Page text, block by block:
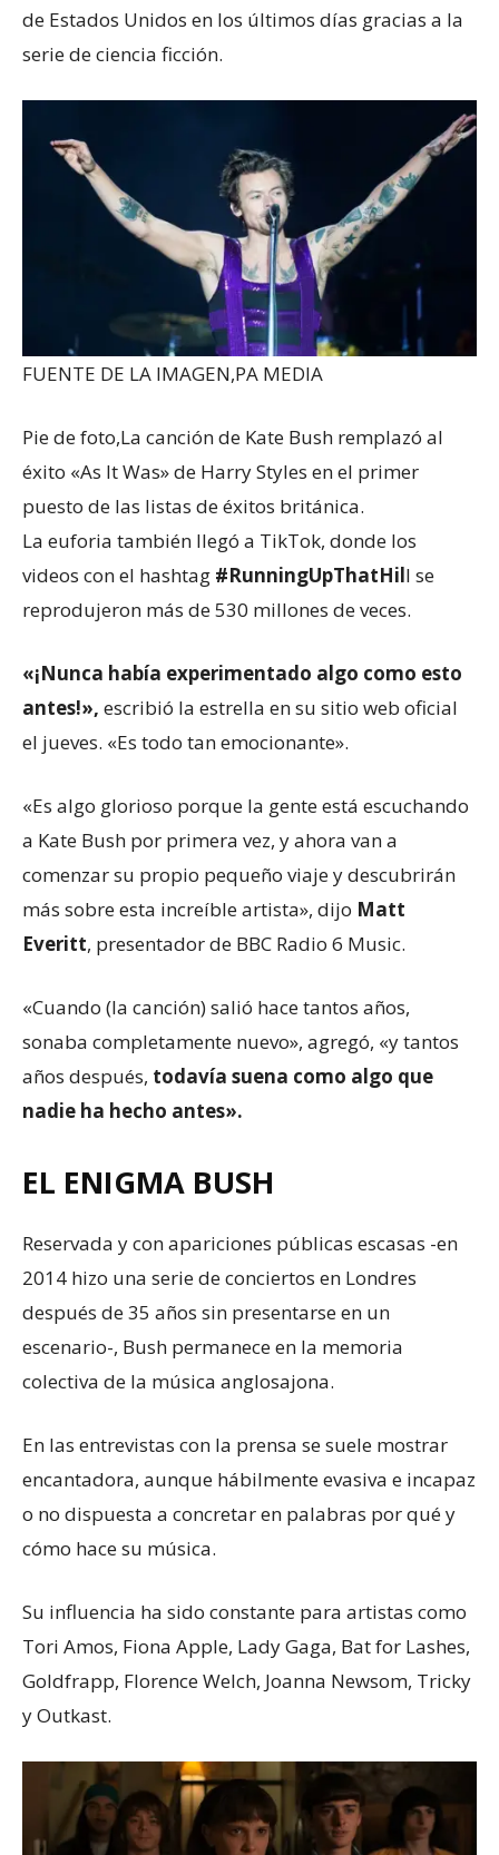
de Estados Unidos en los últimos días gracias a la
serie de ciencia ficción.
FUENTE DE LA IMAGEN,PA MEDIA
Pie de foto,La canción de Kate Bush remplazó al
éxito «As It Was» de Harry Styles en el primer
puesto de las listas de éxitos británica.
La euforia también llegó a TikTok, donde los
videos con el hashtag #RunningUpThatHill se
reprodujeron más de 530 millones de veces.
«¡Nunca había experimentado algo como esto
antes!», escribió la estrella en su sitio web oficial
el jueves. «Es todo tan emocionante».
«Es algo glorioso porque la gente está escuchando
a Kate Bush por primera vez, y ahora van a
comenzar su propio pequeño viaje y descubrirán
más sobre esta increíble artista», dijo Matt
Everitt, presentador de BBC Radio 6 Music.
«Cuando (la canción) salió hace tantos años,
sonaba completamente nuevo», agregó, «y tantos
años después, todavía suena como algo que
nadie ha hecho antes».
EL ENIGMA BUSH
Reservada y con apariciones públicas escasas -en
2014 hizo una serie de conciertos en Londres
después de 35 años sin presentarse en un
escenario-, Bush permanece en la memoria
colectiva de la música anglosajona.
En las entrevistas con la prensa se suele mostrar
encantadora, aunque hábilmente evasiva e incapaz
o no dispuesta a concretar en palabras por qué y
cómo hace su música.
Su influencia ha sido constante para artistas como
Tori Amos, Fiona Apple, Lady Gaga, Bat for Lashes,
Goldfrapp, Florence Welch, Joanna Newsom, Tricky
y Outkast.